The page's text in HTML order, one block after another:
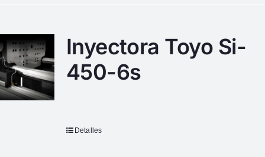
Inyectora Toyo Si-
450-6s
Detalles